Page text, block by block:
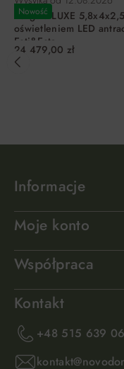
Nowość
Pergola LUXE
oświetleniem LED
Esti&Esta
24 479,00 zł
Informacje
Moje konto
Współpraca
Kontakt
+48 515 639